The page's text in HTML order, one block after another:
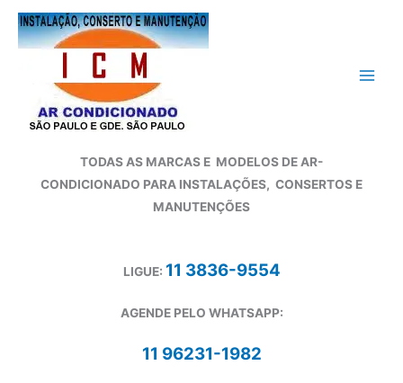
para
TODAS AS MARCAS E MODELOS DE AR-
CONDICIONADO PARA INSTALAÇÕES, CONSERTOS E
MANUTENÇÕES
LIGUE: 11 3836-9554
AGENDE PELO WHATSAPP:
11 96231-1982